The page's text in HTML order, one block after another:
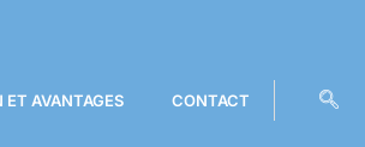
ET AVANTAGES CONTACT